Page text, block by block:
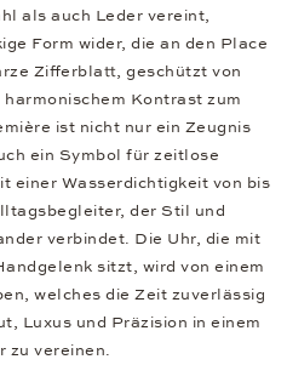
als auch Leder vereint,
Form wider, die an den Place
Zifferblatt, geschützt von
Kontrast zum
ist nicht nur ein Zeugnis
ein Symbol für zeitlose
einer Wasserdichtigkeit von bis
der Stil und
verbindet. Die Uhr, die mit
sitzt, wird von einem
welches die Zeit zuverlässig
Luxus und Präzision in einem
zu vereinen.